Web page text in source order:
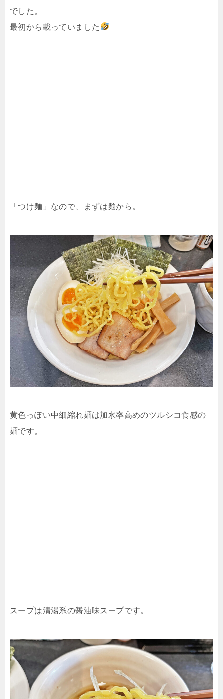
でした。
最初から載っていました
「つけ麺」なので、まずは麺から。
黄色っぽい中細縮れ麺は加水率高めのツルシコ食感の
麺です。
スープは清湯系の醤油味スープです。